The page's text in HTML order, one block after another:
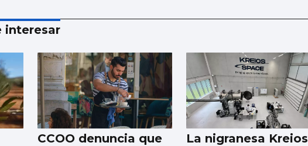
interesar
CCOO denuncia que
La nigranesa Kreios